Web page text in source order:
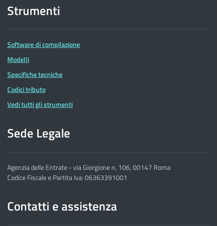
Strumenti
Software di compilazione
Modelli
Specifiche tecniche
Codici tributo
Vedi tutti gli strumenti
Sede Legale
Agenzia delle Entrate - via Giorgione n. 106, 00147 Roma
Codice Fiscale e Partita Iva: 06363391001
Contatti e assistenza